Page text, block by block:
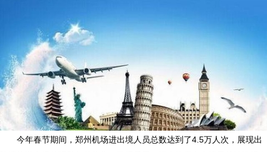
今年春节期间，郑州机场进出境人员总数达到了4.5万人次，展现出